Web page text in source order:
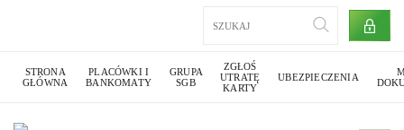
STRONA
GŁÓWNA
PLACÓWKI I
BANKOMATY
GRUPA
SGB
ZGŁOŚ
UTRATĘ
KARTY
UBEZPIECZENIA